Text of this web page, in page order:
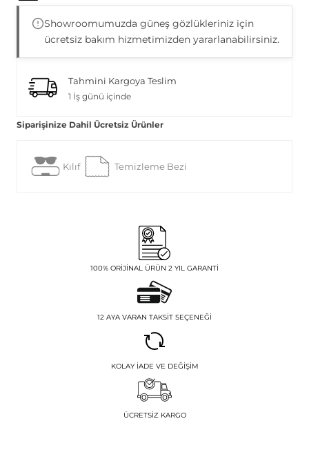
Showroomumuzda güneş gözlükleriniz için
ücretsiz bakım hizmetimizden yararlanabilirsiniz.
Tahmini Kargoya Teslim
1 İş günü içinde
Siparişinize Dahil Ücretsiz Ürünler
Kılıf Temizleme Bezi
100% ORIJINAL ÜRÜN 2 YIL GARANTI
12 AYA VARAN TAKSIT SEÇENEĞI
KOLAY İADE VE DEĞIŞIM
ÜCRETSIZ KARGO